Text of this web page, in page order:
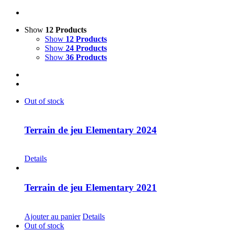
Show 12 Products
Show 12 Products
Show 24 Products
Show 36 Products
Out of stock
Terrain de jeu Elementary 2024
Details
Terrain de jeu Elementary 2021
Ajouter au panier Details
Out of stock